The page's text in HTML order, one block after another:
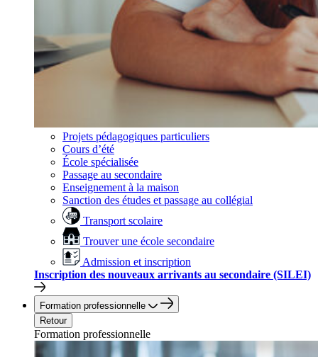
Projets pédagogiques particuliers
Cours d’été
École spécialisée
Passage au secondaire
Enseignement à la maison
Sanction des études et passage au collégial
Transport scolaire
Trouver une école secondaire
Admission et inscription
Inscription des nouveaux arrivants au secondaire (SILEI)
Formation professionnelle
Retour
Formation professionnelle